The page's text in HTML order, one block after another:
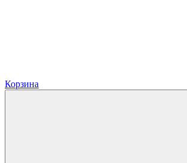
Корзина